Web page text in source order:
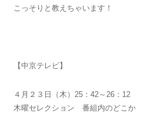
こっそりと教えちゃいます！
【中京テレビ】
４月２３日（木）25：42～26：12
木曜セレクション 番組内のどこか